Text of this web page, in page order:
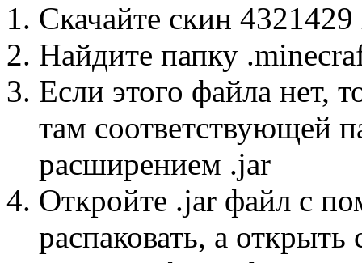
Скачайте скин
Найдите папку
Если этого файла нет,
там соответствующей
расширением .jar
Откройте .jar файл с
распаковать, а